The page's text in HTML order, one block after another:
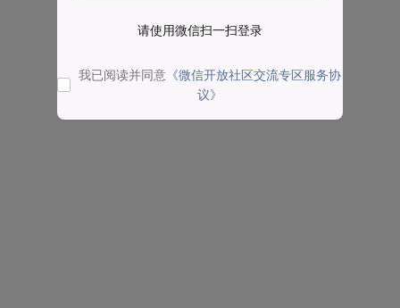
请使用微信扫一扫登录
我已阅读并同意 《微信开放社区交流专区服务协
议》